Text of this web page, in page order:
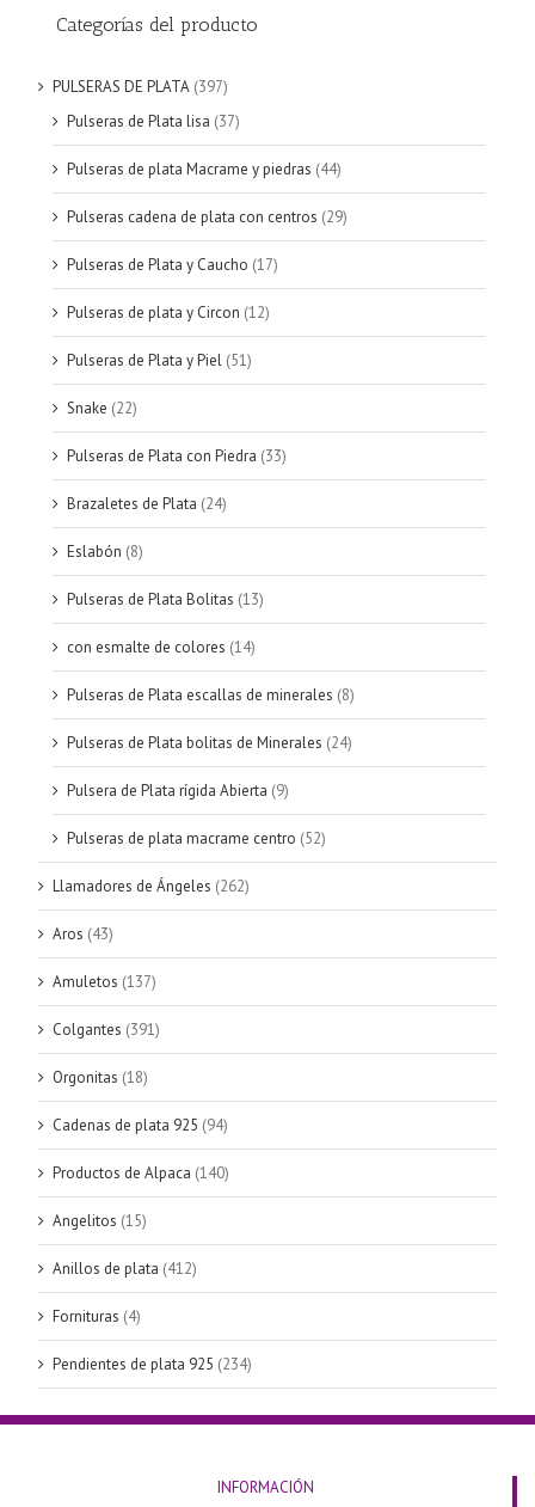
Categorías del producto
PULSERAS DE PLATA (397)
Pulseras de Plata lisa (37)
Pulseras de plata Macrame y piedras (44)
Pulseras cadena de plata con centros (29)
Pulseras de Plata y Caucho (17)
Pulseras de plata y Circon (12)
Pulseras de Plata y Piel (51)
Snake (22)
Pulseras de Plata con Piedra (33)
Brazaletes de Plata (24)
Eslabón (8)
Pulseras de Plata Bolitas (13)
con esmalte de colores (14)
Pulseras de Plata escallas de minerales (8)
Pulseras de Plata bolitas de Minerales (24)
Pulsera de Plata rígida Abierta (9)
Pulseras de plata macrame centro (52)
Llamadores de Ángeles (262)
Aros (43)
Amuletos (137)
Colgantes (391)
Orgonitas (18)
Cadenas de plata 925 (94)
Productos de Alpaca (140)
Angelitos (15)
Anillos de plata (412)
Fornituras (4)
Pendientes de plata 925 (234)
INFORMACIÓN